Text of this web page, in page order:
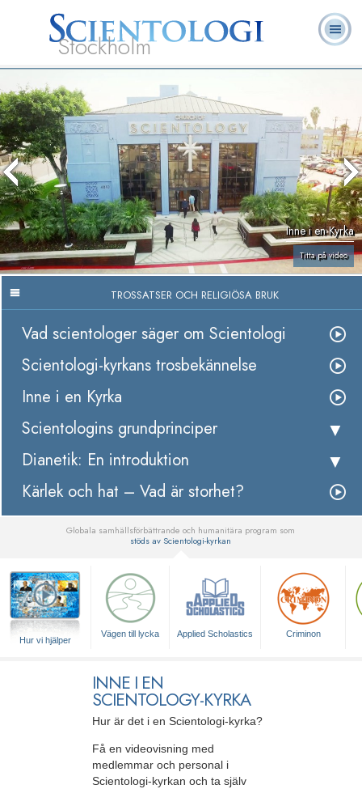
Stockholm
Hubbard
Inne i en Kyrka
Titta på video
TROSSATSER OCH RELIGIÖSA BRUK
Vad scientologer säger om Scientologi
Scientologi-kyrkans trosbekännelse
Inne i en Kyrka
Scientologins grundprinciper
Dianetik: En introduktion
Kärlek och hat – Vad är storhet?
Globala samhällsförbättrande och humanitära program som
stöds av Scientologi-kyrkan
Hur vi hjälper
Vägen till lycka Applied Scholastics Criminon
INNE I EN
SCIENTOLOGY-KYRKA
Hur är det i en Scientologi-kyrka?
Få en videovisning med
medlemmar och personal i
Scientologi-kyrkan och ta själv